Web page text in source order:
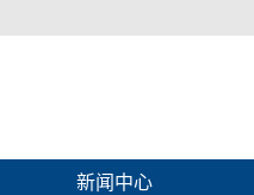
新闻中心